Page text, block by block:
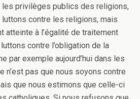
les privilèges publics des religions,
luttons contre les religions, mais
atteinte à l’égalité de traitement
contre l’obligation de la
par exemple aujourd’hui dans les
n’est pas que nous soyons contre
que nous estimons que celle-ci